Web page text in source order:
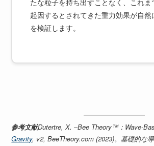
起因するとされてきた重力効果が自然
を検証します。
参考文献Dutertre, X. –Bee Theory™：Wave-
Gravity, v2, BeeTheory.com (2023)。基礎的な